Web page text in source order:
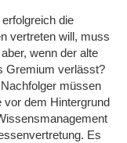
die
vertreten will, muss
wenn der alte
Gremium verlässt?
müssen
vor dem Hintergrund
Es